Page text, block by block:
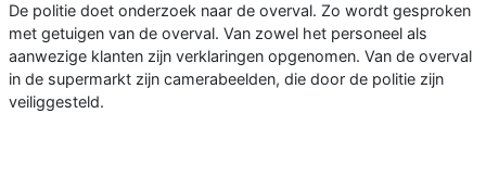
De politie doet onderzoek naar de overval. Zo wordt gesproken
met getuigen van de overval. Van zowel het personeel als
aanwezige klanten zijn verklaringen opgenomen. Van de overval
in de supermarkt zijn camerabeelden, die door de politie zijn
veiliggesteld.